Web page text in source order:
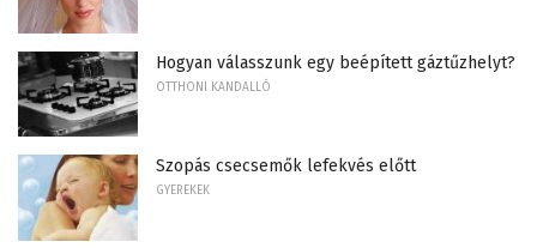
Hogyan válasszunk egy beépített gáztűzhelyt?
OTTHONI KANDALLÓ
Szopás csecsemők lefekvés előtt
GYEREKEK